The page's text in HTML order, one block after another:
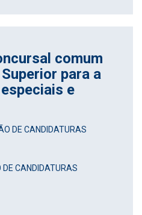
comum
para a
e
DE CANDIDATURAS
DE CANDIDATURAS